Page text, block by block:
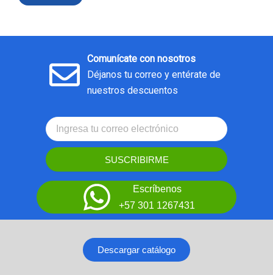
Comunícate con nosotros
Déjanos tu correo y entérate de
nuestros descuentos
SUSCRIBIRME
Escríbenos
+57 301 1267431
Descargar catálogo